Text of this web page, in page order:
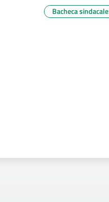
Bacheca sindacale